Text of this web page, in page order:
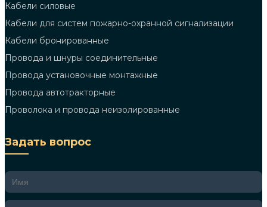
Кабели силовые
Кабели для систем пожарно-охранной сигнализации
Кабели бронированные
Провода и шнуры соединительные
Провода установочные монтажные
Провода автотракторные
Проволока и провода неизолированные
Задать вопрос